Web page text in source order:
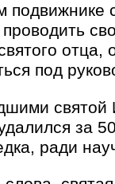
под
за
ради